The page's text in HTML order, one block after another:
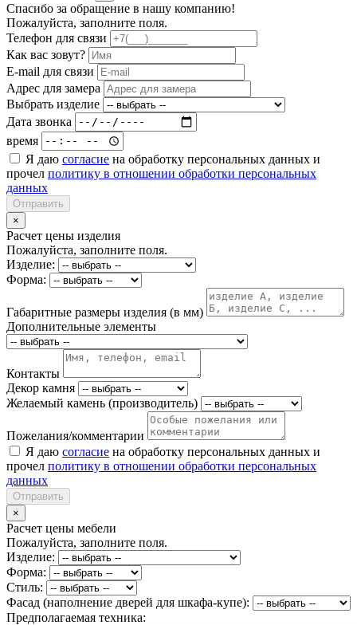
Спасибо за обращение в нашу компанию!
Пожалуйста, заполните поля.
Телефон для связи
Как вас зовут?
E-mail для связи
Адрес для замера
Выбрать изделие
Дата звонка
время
Я даю согласие на обработку персональных данных и
прочел политику в отношении обработки персональных
данных
Отправить
×
Расчет цены изделия
Пожалуйста, заполните поля.
Изделие:
Форма:
Габаритные размеры изделия (в мм)
Дополнительные элементы
Контакты
Декор камня
Желаемый камень (производитель)
Пожелания/комментарии
Я даю согласие на обработку персональных данных и
прочел политику в отношении обработки персональных
данных
Отправить
×
Расчет цены мебели
Пожалуйста, заполните поля.
Изделие:
Форма:
Стиль:
Фасад (наполнение дверей для шкафа-купе):
Предполагаемая техника: